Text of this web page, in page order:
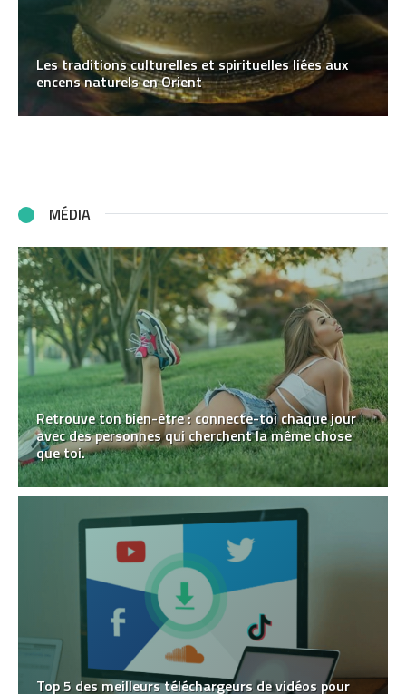
Les traditions culturelles et spirituelles liées aux
encens naturels en Orient
MÉDIA
Retrouve ton bien-être : connecte-toi chaque jour
avec des personnes qui cherchent la même chose
que toi.
Top 5 des meilleurs téléchargeurs de vidéos pour